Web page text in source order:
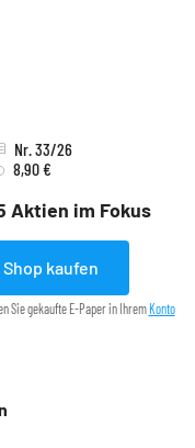
Aktien im Fokus
Nr. 33/26
8,90 €
Shop kaufen
Sie gekaufte E-Paper in Ihrem Konto